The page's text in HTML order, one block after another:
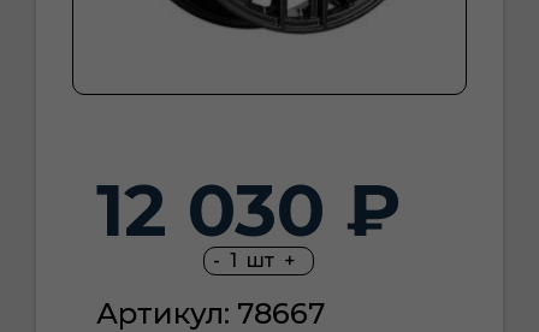
12 030 ₽
- 1 шт +
Артикул: 78667